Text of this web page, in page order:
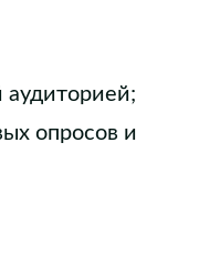
аудиторией;
опросов и